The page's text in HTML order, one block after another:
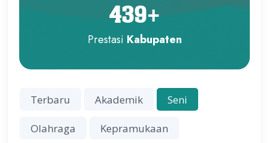
439+
Prestasi Kabupaten
Terbaru Akademik Seni
Olahraga Kepramukaan